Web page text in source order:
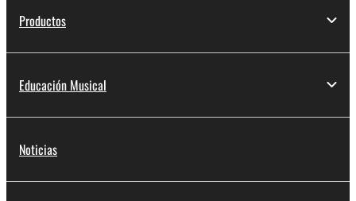
Productos
Educación Musical
Noticias